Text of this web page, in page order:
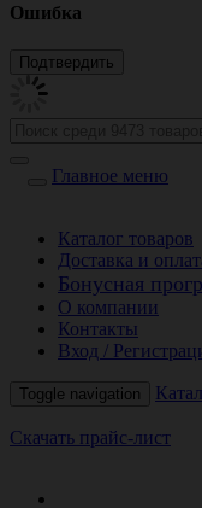
Ошибка
Главное меню
Каталог товаров
Доставка и
Бонусная
О компании
Контакты
Вход /
Toggle navigation
Скачать прайс-лист